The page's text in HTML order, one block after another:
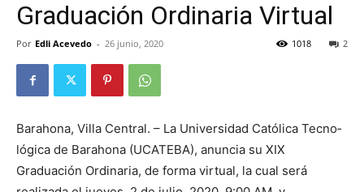
Graduación Ordinaria Virtual
Por Edli Acevedo - 26 junio, 2020 2
1018
Barahona, Villa Central. – La Univer­sidad Católica Tecno­
lógica de Barahona (UCATEBA), anuncia su XIX
Graduación Ordinaria, de forma virtual, la cual será